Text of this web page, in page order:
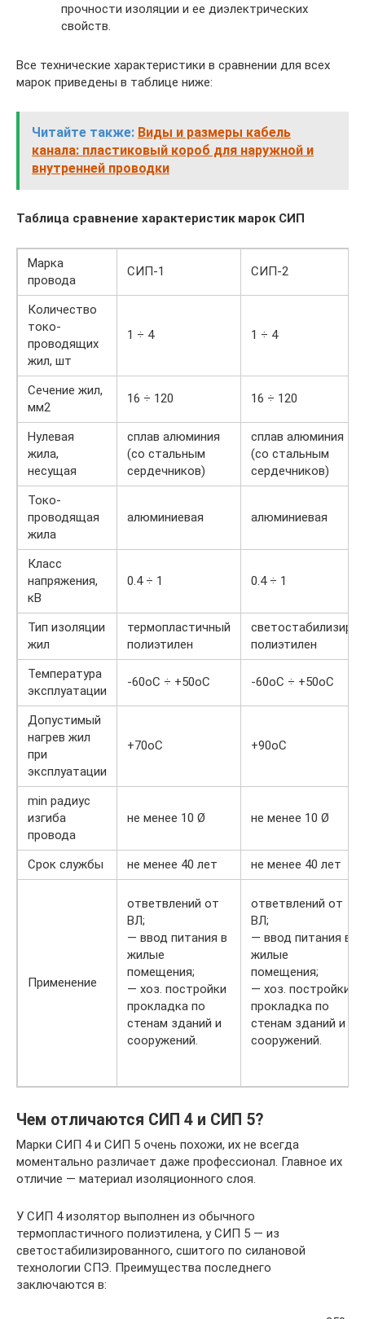
прочности изоляции и ее диэлектрических
свойств.
Все технические характеристики в сравнении для всех
марок приведены в таблице ниже:
Читайте также: Виды и размеры кабель
канала: пластиковый короб для наружной и
внутренней проводки
Таблица сравнение характеристик марок СИП
Марка
провода
СИП-1 СИП-2
Количество
токо-
проводящих
жил, шт
1 ÷ 4 1 ÷ 4
Сечение жил,
мм2
16 ÷ 120 16 ÷ 120
Нулевая
жила,
несущая
сплав алюминия
(со стальным
сердечников)
сплав алюминия
(со стальным
сердечников)
Токо-
проводящая
жила
алюминиевая алюминиевая
Класс
напряжения,
кВ
0.4 ÷ 1 0.4 ÷ 1
Тип изоляции
жил
термопластичный
полиэтилен
светостабилизир.
полиэтилен
Температура
эксплуатации
-60оС ÷ +50оС -60оС ÷ +50оС
Допустимый
нагрев жил
при
эксплуатации
+70оС +90оС
min радиус
изгиба
провода
не менее 10 Ø не менее 10 Ø
Срок службы не менее 40 лет не менее 40 лет
Применение
ответвлений от
ВЛ;
— ввод питания в
жилые
помещения;
— хоз. постройки
прокладка по
стенам зданий и
сооружений.
ответвлений от
ВЛ;
— ввод питания в
жилые
помещения;
— хоз. постройки
прокладка по
стенам зданий и
сооружений.
Чем отличаются СИП 4 и СИП 5?
Марки СИП 4 и СИП 5 очень похожи, их не всегда
моментально различает даже профессионал. Главное их
отличие — материал изоляционного слоя.
У СИП 4 изолятор выполнен из обычного
термопластичного полиэтилена, у СИП 5 — из
светостабилизированного, сшитого по силановой
технологии СПЭ. Преимущества последнего
заключаются в: